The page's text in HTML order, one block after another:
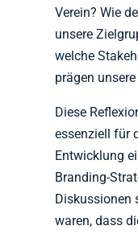
Verein? Wie
unsere
welche
prägen
Diese
essenziell für
Entwicklung
Branding-
Diskussionen
waren, dass